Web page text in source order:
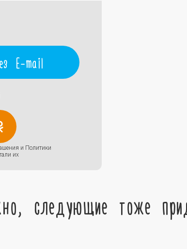
E-mail
и Политики
их
следующие тоже